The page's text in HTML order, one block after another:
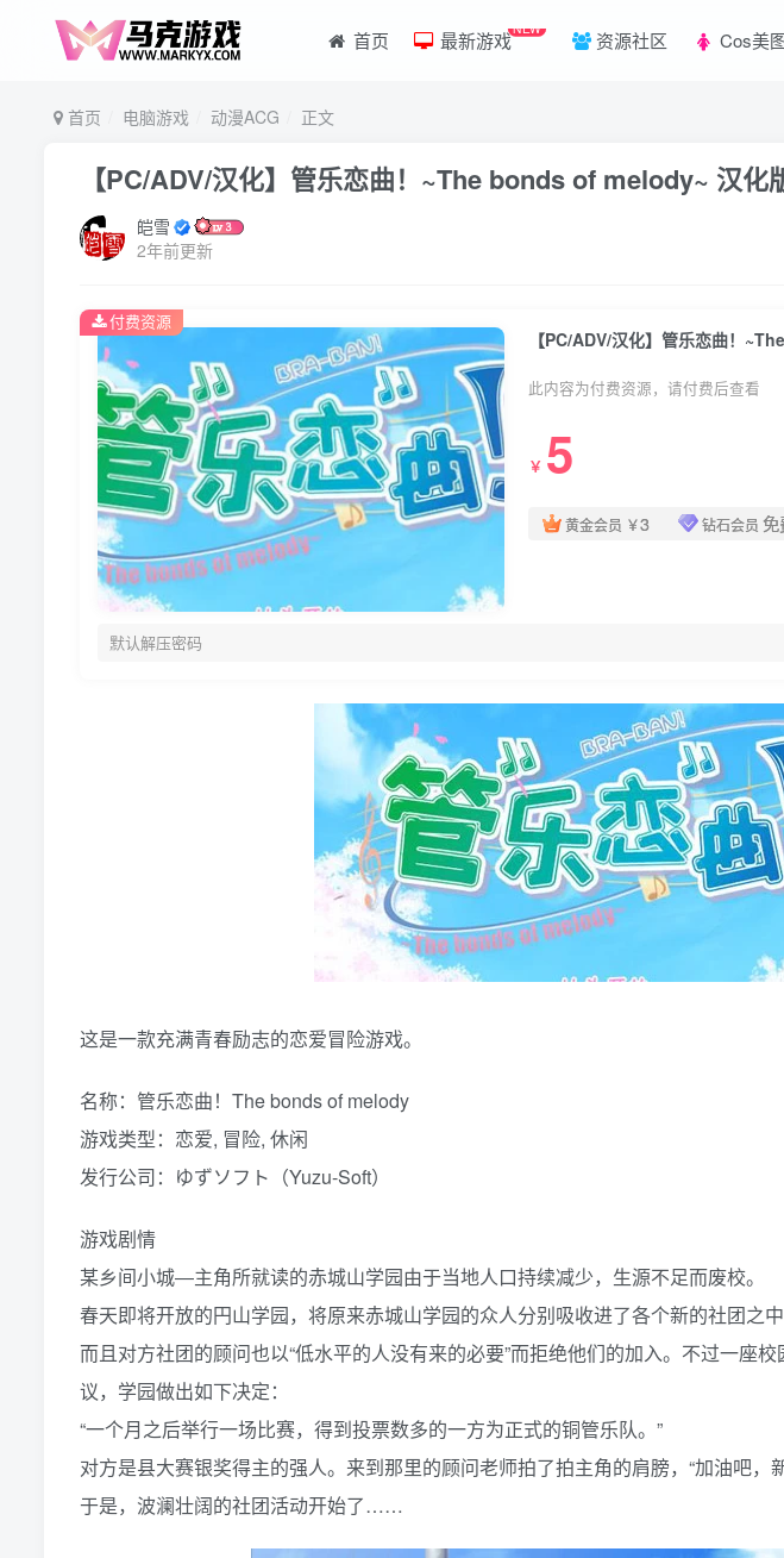
首页 最新游戏NEW 资源社区 Cos美
首页 电脑游戏 动漫ACG 正文
【PC/ADV/汉化】管乐恋曲！~The bonds of melody~ 汉化
皑雪
2年前更新
此内容为付费资源，请付费后查看
￥ 5
黄金会员 ￥3 钻石会员 免
默认解压密码
付费资源
这是一款充满青春励志的恋爱冒险游戏。
名称：管乐恋曲！The bonds of melody
游戏类型：恋爱, 冒险, 休闲
发行公司：ゆずソフト（Yuzu-Soft）
游戏剧情
某乡间小城―主角所就读的赤城山学园由于当地人口持续减少，生源不足而废校。
春天即将开放的円山学园，将原来赤城山学园的众人分别吸收进了各个新的社团
而且对方社团的顾问也以“低水平的人没有来的必要”而拒绝他们的加入。不过一座
议，学园做出如下决定：
“一个月之后举行一场比赛，得到投票数多的一方为正式的铜管乐队。”
对方是县大赛银奖得主的强人。来到那里的顾问老师拍了拍主角的肩膀，“加油吧，
于是，波澜壮阔的社团活动开始了……